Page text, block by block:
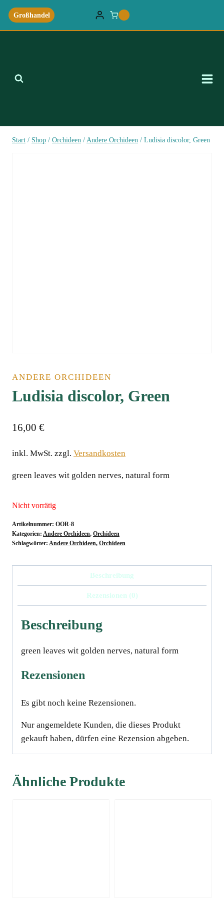
Zum
Inhalt
springen
Großhandel
Start / Shop / Orchideen / Andere Orchideen / Ludisia discolor, Green
ANDERE ORCHIDEEN
Ludisia discolor, Green
16,00 €
inkl. MwSt. zzgl. Versandkosten
green leaves wit golden nerves, natural form
Nicht vorrätig
Artikelnummer: OOR-8
Kategorien: Andere Orchideen, Orchideen
Schlagwörter: Andere Orchideen, Orchideen
Beschreibung
Rezensionen (0)
Beschreibung
green leaves wit golden nerves, natural form
Rezensionen
Es gibt noch keine Rezensionen.
Nur angemeldete Kunden, die dieses Produkt
gekauft haben, dürfen eine Rezension abgeben.
Ähnliche Produkte